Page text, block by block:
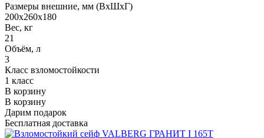
Размеры внешние, мм (ВхШхГ)
200x260x180
Вес, кг
21
Объём, л
3
Класс взломостойкости
1 класс
В корзину
В корзину
Дарим подарок
Бесплатная доставка